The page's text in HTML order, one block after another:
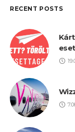
RECENT POSTS